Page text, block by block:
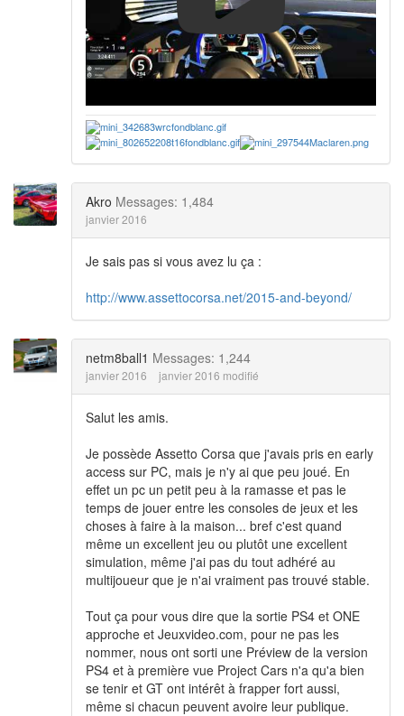
Akro Messages: 1,484
janvier 2016
Je sais pas si vous avez lu ça :
http://www.assettocorsa.net/2015-and-beyond/
netm8ball1 Messages: 1,244
janvier 2016 janvier 2016 modifié
Salut les amis.
Je possède Assetto Corsa que j'avais pris en early
access sur PC, mais je n'y ai que peu joué. En
effet un pc un petit peu à la ramasse et pas le
temps de jouer entre les consoles de jeux et les
choses à faire à la maison... bref c'est quand
même un excellent jeu ou plutôt une excellent
simulation, même j'ai pas du tout adhéré au
multijoueur que je n'ai vraiment pas trouvé stable.
Tout ça pour vous dire que la sortie PS4 et ONE
approche et Jeuxvideo.com, pour ne pas les
nommer, nous ont sorti une Préview de la version
PS4 et à première vue Project Cars n'a qu'a bien
se tenir et GT ont intérêt à frapper fort aussi,
même si chacun peuvent avoire leur publique.